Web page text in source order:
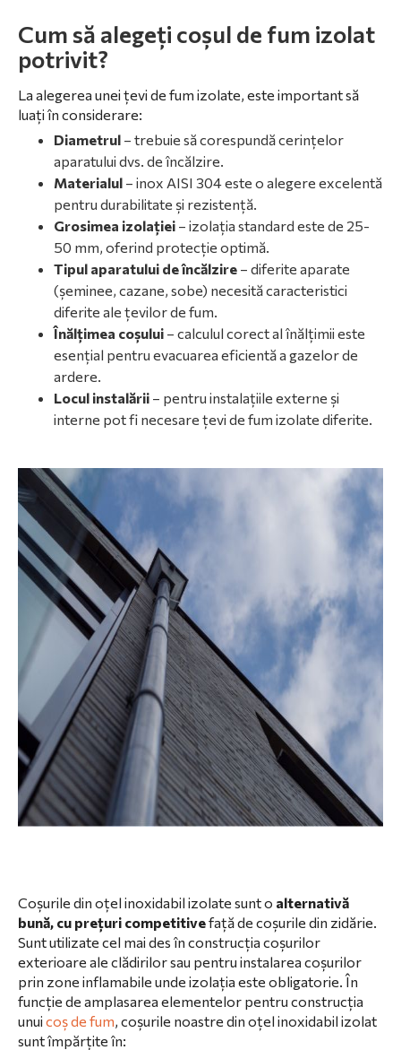
Cum să alegeți coșul de fum izolat
potrivit?
La alegerea unei țevi de fum izolate, este important să
luați în considerare:
Diametrul – trebuie să corespundă cerințelor
aparatului dvs. de încălzire.
Materialul – inox AISI 304 este o alegere excelentă
pentru durabilitate și rezistență.
Grosimea izolației – izolația standard este de 25-
50 mm, oferind protecție optimă.
Tipul aparatului de încălzire – diferite aparate
(șeminee, cazane, sobe) necesită caracteristici
diferite ale țevilor de fum.
Înălțimea coșului – calculul corect al înălțimii este
esențial pentru evacuarea eficientă a gazelor de
ardere.
Locul instalării – pentru instalațiile externe și
interne pot fi necesare țevi de fum izolate diferite.
Coșurile din oțel inoxidabil izolate sunt o alternativă
bună, cu prețuri competitivefață de coșurile din zidărie.
Sunt utilizate cel mai des în construcția coșurilor
exterioare ale clădirilor sau pentru instalarea coșurilor
prin zone inflamabile unde izolația este obligatorie. În
funcție de amplasarea elementelor pentru construcția
unui coș de fum, coșurile noastre din oțel inoxidabil izolat
sunt împărțite în: